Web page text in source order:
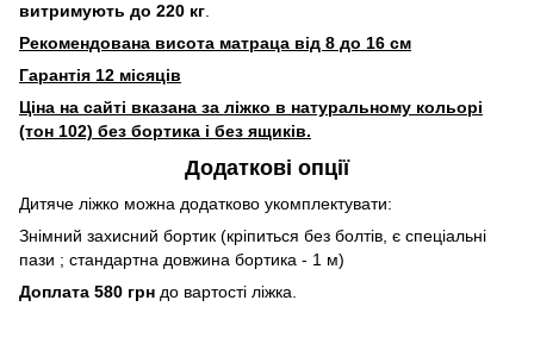
витримують до 220 кг
Рекомендована висота матраца від 8 до 16 см
Гарантія 12 місяців
Ціна на сайті вказана за ліжко в натуральному кольорі
(тон 102) без бортика і без ящиків.
Додаткові опції
Дитяче ліжко можна додатково укомплектувати:
Знімний захисний бортик (кріпиться без болтів, є спеціальні
пази ; стандартна довжина бортика - 1 м)
Доплата 580 грн до вартості ліжка.